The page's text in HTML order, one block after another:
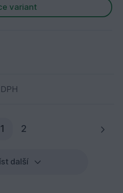
variant
1 Aktuální stránka
2
další